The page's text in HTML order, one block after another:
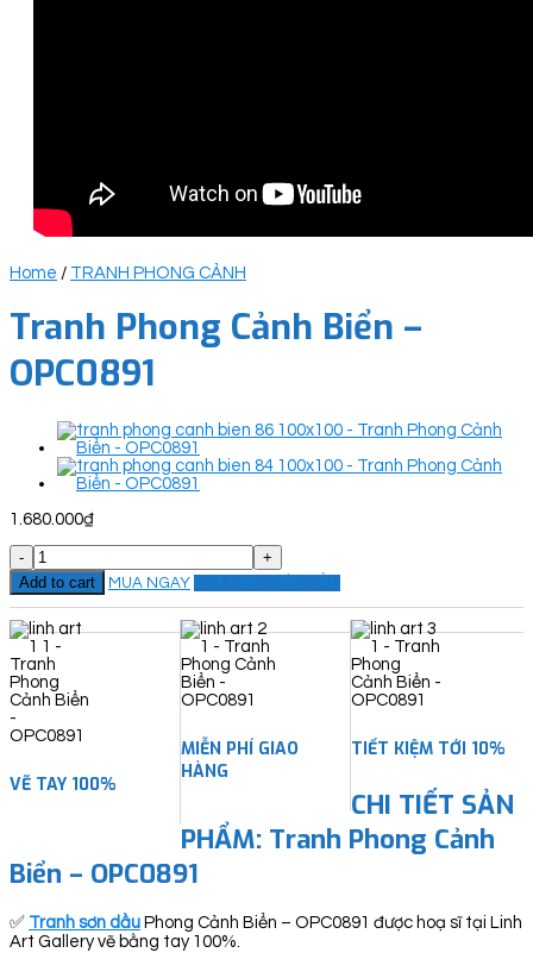
Home / TRANH PHONG CẢNH
Tranh Phong Cảnh Biển –
OPC0891
1.680.000₫
Tranh
Phong
Cảnh
Biển
-
OPC0891
quantity
Add to cart MUA NGAY ĐẶT THEO YÊU CẦU
VẼ TAY 100%
MIỄN PHÍ GIAO
HÀNG
TIẾT KIỆM TỚI 10%
CHI TIẾT SẢN
PHẨM: Tranh Phong Cảnh
Biển – OPC0891
✅ Tranh sơn dầu Phong Cảnh Biển – OPC0891 được hoạ sĩ tại Linh
Art Gallery vẽ bằng tay 100%.